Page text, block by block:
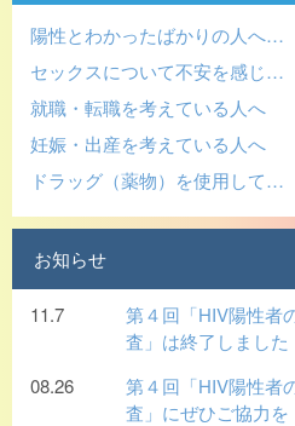
陽性とわかったばかりの人へ…
セックスについて不安を感じ…
就職・転職を考えている人へ
妊娠・出産を考えている人へ
ドラッグ（薬物）を使用して…
お知らせ
11.7
第４回「HIV陽性者
査」は終了しました
08.26
第４回「HIV陽性者
査」にぜひご協力を